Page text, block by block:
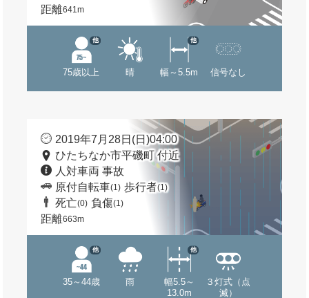
距離641m
75歳以上
他
晴 幅～5.5m
他
信号なし
2019年7月28日(日)04:00
ひたちなか市平磯町 付近
人対車両 事故
原付自転車(1) 歩行者(1)
死亡(0) 負傷(1)
距離663m
35～44歳
他
雨
幅5.5～
13.0m
他
３灯式（点
滅）